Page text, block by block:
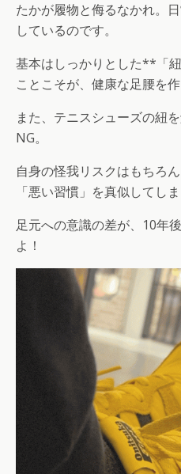
たかが履物と侮るなかれ。
しているのです。
基本はしっかりとした**「
ことこそが、健康な足腰を
また、テニスシューズの紐
NG。
自身の怪我リスクはもちろ
「悪い習慣」を真似してしま
足元への意識の差が、10年
よ！